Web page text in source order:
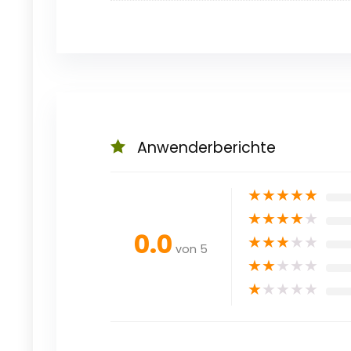
Anwenderberichte
0.0 von 5
★★★★★
★★★★★
★★★★★
★★★★★
★★★★★